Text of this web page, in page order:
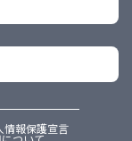
情報保護宣言